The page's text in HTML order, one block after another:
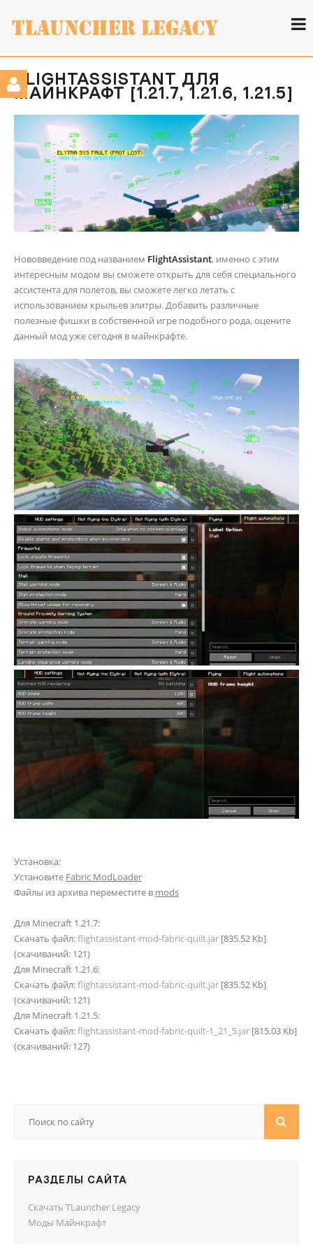
FLIGHTASSISTANT ДЛЯ
МАЙНКРАФТ [1.21.7, 1.21.6, 1.21.5]
Нововведение под названием FlightAssistant, именно с этим
интересным модом вы сможете открыть для себя специального
ассистента для полетов, вы сможете легко летать с
использованием крыльев элитры. Добавить различные
полезные фишки в собственной игре подобного рода, оцените
данный мод уже сегодня в майнкрафте.
Установка:
Установите Fabric ModLoader
Файлы из архива переместите в mods
Для Minecraft 1.21.7:
Скачать файл:flightassistant-mod-fabric-quilt.jar
(cкачиваний: 121)
Для Minecraft 1.21.6:
Скачать файл:flightassistant-mod-fabric-quilt.jar
(cкачиваний: 121)
Для Minecraft 1.21.5:
Скачать файл:flightassistant-mod-fabric-quilt-1_21_5.jar
(cкачиваний: 127)
РАЗДЕЛЫ САЙТА
Скачать TLauncher Legacy
Моды Майнкрафт